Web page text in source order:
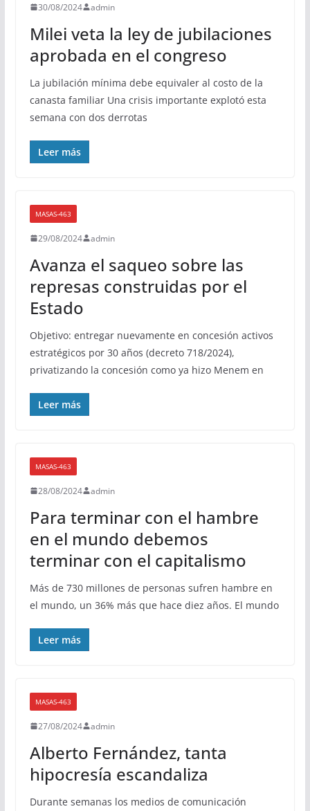
30/08/2024 admin
Milei veta la ley de jubilaciones
aprobada en el congreso
La jubilación mínima debe equivaler al costo de la
canasta familiar Una crisis importante explotó esta
semana con dos derrotas
Leer más
MASAS-463
29/08/2024 admin
Avanza el saqueo sobre las
represas construidas por el
Estado
Objetivo: entregar nuevamente en concesión activos
estratégicos por 30 años (decreto 718/2024),
privatizando la concesión como ya hizo Menem en
Leer más
MASAS-463
28/08/2024 admin
Para terminar con el hambre
en el mundo debemos
terminar con el capitalismo
Más de 730 millones de personas sufren hambre en
el mundo, un 36% más que hace diez años. El mundo
Leer más
MASAS-463
27/08/2024 admin
Alberto Fernández, tanta
hipocresía escandaliza
Durante semanas los medios de comunicación